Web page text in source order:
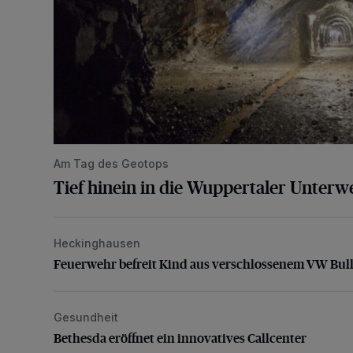
Am Tag des Geotops
Tief hinein in die Wuppertaler
Feuerwehr befreit Kind aus verschlossenem VW Bulli
Heckinghausen
Feuerwehr befreit Kind aus verschlossenem VW
Bethesda eröffnet ein innovatives Callcenter
Gesundheit
Bethesda eröffnet ein innovatives Callcenter